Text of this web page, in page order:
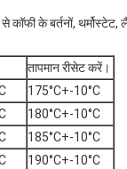
के बर्तनों, थर्मोस्टेट,
तापमान रीसेट करें।
175°C+-10°C
180°C+-10°C
185°C+-10°C
190°C+-10°C